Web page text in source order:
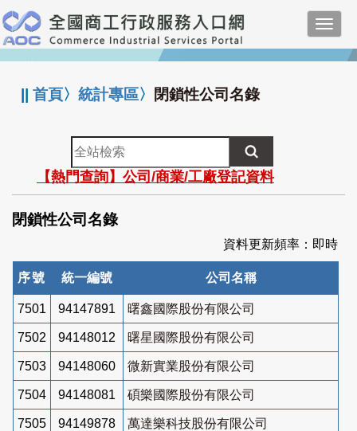
跳
到
主
要
:::
||首頁〉統計專區〉 閉鎖性公司名錄
全
站
檢
索
【熱門查詢】公司/商業/工廠登記資料
閉鎖性公司名錄
資料更新頻率：即時
序號 統一編號 公司名稱
7501 94147891 曙鑫國際股份有限公司
7502 94148012 曙星國際股份有限公司
7503 94148060 微新實業股份有限公司
7504 94148081 碩樂國際股份有限公司
7505 94149878 萬達樂科技股份有限公司